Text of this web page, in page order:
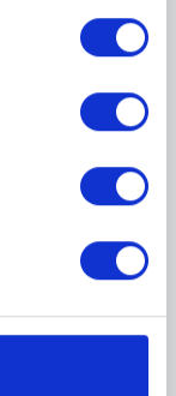
meer
is niet meer